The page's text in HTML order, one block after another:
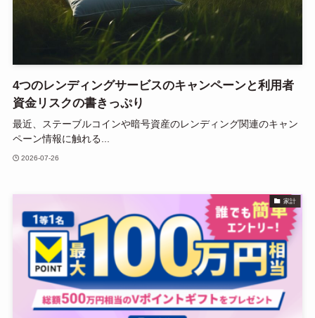
4つのレンディングサービスのキャンペーンと利用者
資金リスクの書きっぷり
最近、ステーブルコインや暗号資産のレンディング関連のキャン
ペーン情報に触れる...
2026-07-26
家計